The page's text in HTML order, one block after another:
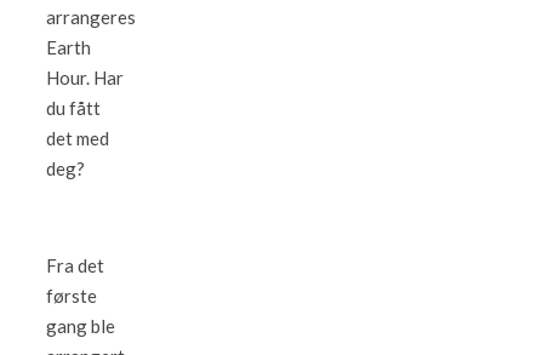
arrangeres
Earth
Hour. Har
du fått
det med
deg?
Fra det
første
gang ble